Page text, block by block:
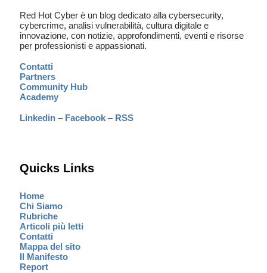
Red Hot Cyber è un blog dedicato alla cybersecurity,
cybercrime, analisi vulnerabilità, cultura digitale e
innovazione, con notizie, approfondimenti, eventi e risorse
per professionisti e appassionati.
Contatti
Partners
Community Hub
Academy
Linkedin – Facebook – RSS
Quicks Links
Home
Chi Siamo
Rubriche
Articoli più letti
Contatti
Mappa del sito
Il Manifesto
Report